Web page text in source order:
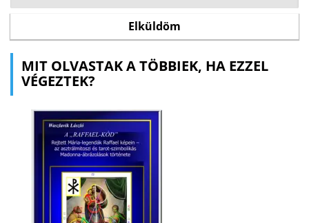
MIT OLVASTAK A TÖBBIEK, HA EZZEL
VÉGEZTEK?